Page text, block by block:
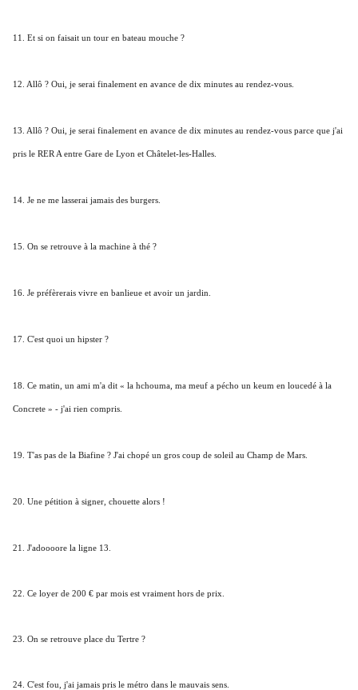
11. Et si on faisait un tour en bateau mouche ?
12. Allô ? Oui, je serai finalement en avance de dix minutes au rendez-vous.
13. Allô ? Oui, je serai finalement en avance de dix minutes au rendez-vous parce que j'ai
pris le RER A entre Gare de Lyon et Châtelet-les-Halles.
14. Je ne me lasserai jamais des burgers.
15. On se retrouve à la machine à thé ?
16. Je préfèrerais vivre en banlieue et avoir un jardin.
17. C'est quoi un hipster ?
18. Ce matin, un ami m'a dit « la hchouma, ma meuf a pécho un keum en loucedé à la
Concrete » - j'ai rien compris.
19. T'as pas de la Biafine ? J'ai chopé un gros coup de soleil au Champ de Mars.
20. Une pétition à signer, chouette alors !
21. J'adoooore la ligne 13.
22. Ce loyer de 200 € par mois est vraiment hors de prix.
23. On se retrouve place du Tertre ?
24. C'est fou, j'ai jamais pris le métro dans le mauvais sens.